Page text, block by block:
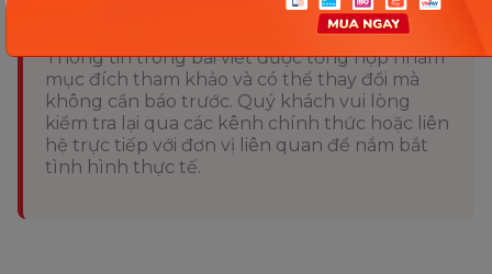
Thông tin trong bài viết được tổng hợp nhằm
mục đích tham khảo và có thể thay đổi mà
không cần báo trước. Quý khách vui lòng
kiểm tra lại qua các kênh chính thức hoặc liên
hệ trực tiếp với đơn vị liên quan để nắm bắt
tình hình thực tế.